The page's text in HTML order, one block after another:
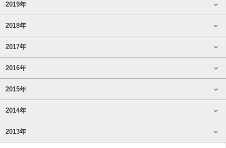
2019年
2018年
2017年
2016年
2015年
2014年
2013年